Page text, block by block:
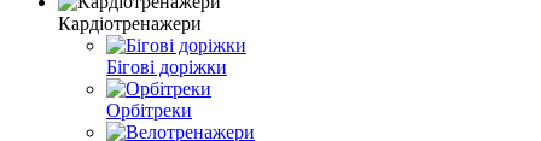
Кардіотренажери
Бігові доріжки
Орбітреки